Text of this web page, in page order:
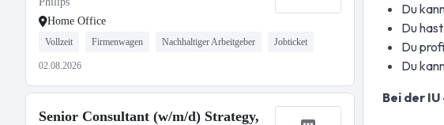
Home Office
Vollzeit Firmenwagen Nachhaltiger Arbeitgeber Jobticket
02.08.2026
Senior Consultant (w/m/d) Strategy,